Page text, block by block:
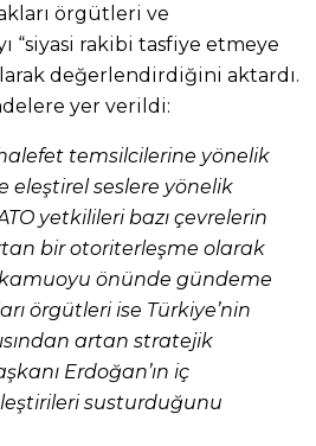
örgütleri ve
“siyasi rakibi tasfiye etmeye
değerlendirdiğini aktardı.
yer verildi:
temsilcilerine yönelik
eleştirel seslere yönelik
yetkilileri bazı çevrelerin
bir otoriterleşme olarak
önünde gündeme
örgütleri ise Türkiye’nin
artan stratejik
Erdoğan’ın iç
susturduğunu